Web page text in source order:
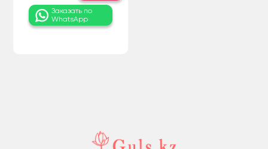
Заказать по
WhatsApp